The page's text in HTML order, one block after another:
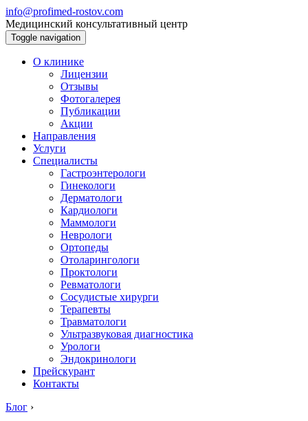
info@profimed-rostov.com
Медицинский консультативный центр
Toggle navigation
О клинике
Лицензии
Отзывы
Фотогалерея
Публикации
Акции
Направления
Услуги
Специалисты
Гастроэнтерологи
Гинекологи
Дерматологи
Кардиологи
Маммологи
Неврологи
Ортопеды
Отоларингологи
Проктологи
Ревматологи
Сосудистые хирурги
Терапевты
Травматологи
Ультразвуковая диагностика
Урологи
Эндокринологи
Прейскурант
Контакты
Блог ›